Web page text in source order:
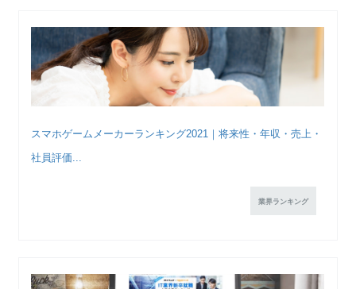
スマホゲームメーカーランキング2021｜将来性・年収・売上・
社員評価...
業界ランキング